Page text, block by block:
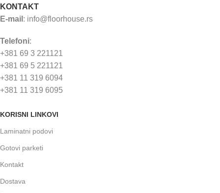
KONTAKT
E-mail : info@floorhouse.rs
Telefoni:
+381 69 3 221121
+381 69 5 221121
+381 11 319 6094
+381 11 319 6095
KORISNI LINKOVI
Laminatni podovi
Gotovi parketi
Kontakt
Dostava